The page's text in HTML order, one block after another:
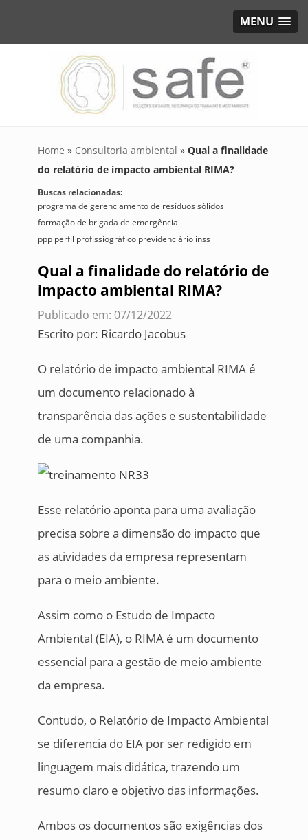
MENU
Home » Consultoria ambiental » Qual a finalidade
do relatório de impacto ambiental RIMA?
Buscas relacionadas:
programa de gerenciamento de resíduos sólidos
formação de brigada de emergência
ppp perfil profissiográfico previdenciário inss
Qual a finalidade do relatório de
impacto ambiental RIMA?
Publicado em: 07/12/2022
Escrito por: Ricardo Jacobus
O relatório de impacto ambiental RIMA é
um documento relacionado à
transparência das ações e sustentabilidade
de uma companhia.
Esse relatório aponta para uma avaliação
precisa sobre a dimensão do impacto que
as atividades da empresa representam
para o meio ambiente.
Assim como o Estudo de Impacto
Ambiental (EIA), o RIMA é um documento
essencial para a gestão de meio ambiente
da empresa.
Contudo, o Relatório de Impacto Ambiental
se diferencia do EIA por ser redigido em
linguagem mais didática, trazendo um
resumo claro e objetivo das informações.
Ambos os documentos são exigências dos